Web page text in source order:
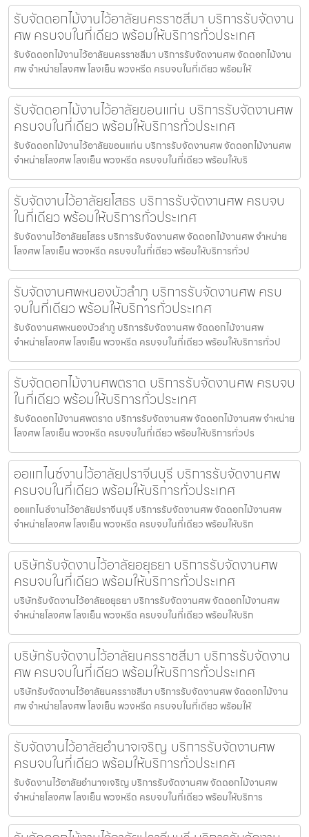
รับจัดดอกไม้งานไว้อาลัยนครราชสีมา บริการรับจัดงาน
ศพ ครบจบในที่เดียว พร้อมให้บริการทั่วประเทศ
รับจัดดอกไม้งานไว้อาลัยนครราชสีมา บริการรับจัดงานศพ จัดดอกไม้งาน
ศพ จำหน่ายโลงศพ โลงเย็น พวงหรีด ครบจบในที่เดียว พร้อมให้
รับจัดดอกไม้งานไว้อาลัยขอนแก่น บริการรับจัดงานศพ
ครบจบในที่เดียว พร้อมให้บริการทั่วประเทศ
รับจัดดอกไม้งานไว้อาลัยขอนแก่น บริการรับจัดงานศพ จัดดอกไม้งานศพ
จำหน่ายโลงศพ โลงเย็น พวงหรีด ครบจบในที่เดียว พร้อมให้บริ
รับจัดงานไว้อาลัยยโสธร บริการรับจัดงานศพ ครบจบ
ในที่เดียว พร้อมให้บริการทั่วประเทศ
รับจัดงานไว้อาลัยยโสธร บริการรับจัดงานศพ จัดดอกไม้งานศพ จำหน่าย
โลงศพ โลงเย็น พวงหรีด ครบจบในที่เดียว พร้อมให้บริการทั่วป
รับจัดงานศพหนองบัวลำภู บริการรับจัดงานศพ ครบ
จบในที่เดียว พร้อมให้บริการทั่วประเทศ
รับจัดงานศพหนองบัวลำภู บริการรับจัดงานศพ จัดดอกไม้งานศพ
จำหน่ายโลงศพ โลงเย็น พวงหรีด ครบจบในที่เดียว พร้อมให้บริการทั่วป
รับจัดดอกไม้งานศพตราด บริการรับจัดงานศพ ครบจบ
ในที่เดียว พร้อมให้บริการทั่วประเทศ
รับจัดดอกไม้งานศพตราด บริการรับจัดงานศพ จัดดอกไม้งานศพ จำหน่าย
โลงศพ โลงเย็น พวงหรีด ครบจบในที่เดียว พร้อมให้บริการทั่วปร
ออแกไนซ์งานไว้อาลัยปราจีนบุรี บริการรับจัดงานศพ
ครบจบในที่เดียว พร้อมให้บริการทั่วประเทศ
ออแกไนซ์งานไว้อาลัยปราจีนบุรี บริการรับจัดงานศพ จัดดอกไม้งานศพ
จำหน่ายโลงศพ โลงเย็น พวงหรีด ครบจบในที่เดียว พร้อมให้บริก
บริษัทรับจัดงานไว้อาลัยอยุธยา บริการรับจัดงานศพ
ครบจบในที่เดียว พร้อมให้บริการทั่วประเทศ
บริษัทรับจัดงานไว้อาลัยอยุธยา บริการรับจัดงานศพ จัดดอกไม้งานศพ
จำหน่ายโลงศพ โลงเย็น พวงหรีด ครบจบในที่เดียว พร้อมให้บริก
บริษัทรับจัดงานไว้อาลัยนครราชสีมา บริการรับจัดงาน
ศพ ครบจบในที่เดียว พร้อมให้บริการทั่วประเทศ
บริษัทรับจัดงานไว้อาลัยนครราชสีมา บริการรับจัดงานศพ จัดดอกไม้งาน
ศพ จำหน่ายโลงศพ โลงเย็น พวงหรีด ครบจบในที่เดียว พร้อมให้
รับจัดงานไว้อาลัยอำนาจเจริญ บริการรับจัดงานศพ
ครบจบในที่เดียว พร้อมให้บริการทั่วประเทศ
รับจัดงานไว้อาลัยอำนาจเจริญ บริการรับจัดงานศพ จัดดอกไม้งานศพ
จำหน่ายโลงศพ โลงเย็น พวงหรีด ครบจบในที่เดียว พร้อมให้บริการ